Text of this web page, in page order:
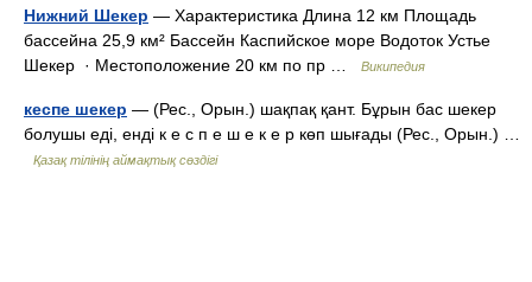
Нижний Шекер — Характеристика Длина 12 км Площадь
бассейна 25,9 км² Бассейн Каспийское море Водоток Устье
Шекер · Местоположение 20 км по пр …
Википедия
кеспе шекер — (Рес., Орын.) шақпақ қант. Бұрын бас шекер
болушы еді, енді к е с п е ш е к е р көп шығады (Рес., Орын.) …
Қазақ тілінің аймақтық сөздігі